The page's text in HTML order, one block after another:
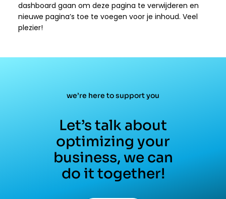
dashboard gaan om deze pagina te verwijderen en
nieuwe pagina’s toe te voegen voor je inhoud. Veel
plezier!
we’re here to support you
Let’s talk about
optimizing your
business, we can
do it together!